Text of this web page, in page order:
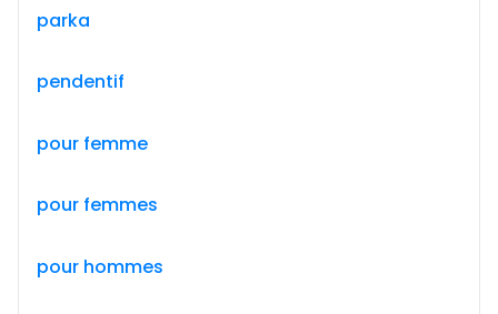
parka
pendentif
pour femme
pour femmes
pour hommes